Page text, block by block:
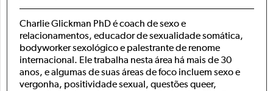
Charlie Glickman PhD é coach de sexo e
relacionamentos, educador de sexualidade somática,
bodyworker sexológico e palestrante de renome
internacional. Ele trabalha nesta área há mais de 30
anos, e algumas de suas áreas de foco incluem sexo e
vergonha, positividade sexual, questões queer,